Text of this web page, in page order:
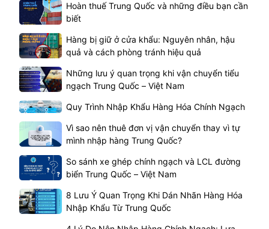
Hoàn thuế Trung Quốc và những điều bạn cần
biết
Hàng bị giữ ở cửa khẩu: Nguyên nhân, hậu
quả và cách phòng tránh hiệu quả
Những lưu ý quan trọng khi vận chuyển tiểu
ngạch Trung Quốc – Việt Nam
Quy Trình Nhập Khẩu Hàng Hóa Chính Ngạch
Vì sao nên thuê đơn vị vận chuyển thay vì tự
mình nhập hàng Trung Quốc?
So sánh xe ghép chính ngạch và LCL đường
biển Trung Quốc – Việt Nam
8 Lưu Ý Quan Trọng Khi Dán Nhãn Hàng Hóa
Nhập Khẩu Từ Trung Quốc